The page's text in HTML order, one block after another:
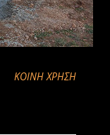
ΚΟΙΝΉ ΧΡΉΣΗ